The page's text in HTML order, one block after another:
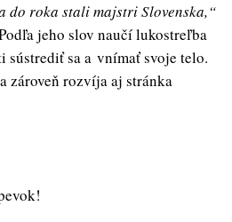
do roka stali majstri Slovenska,“
jeho slov naučí lukostreľba
sa a vnímať svoje telo.
zároveň rozvíja aj stránka